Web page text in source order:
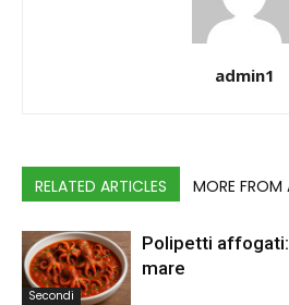
admin1
RELATED ARTICLES MORE FROM
Secondi
Polipetti
mare